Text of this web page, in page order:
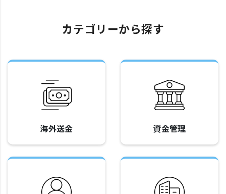
カテゴリーから探す
海外送金 資金管理